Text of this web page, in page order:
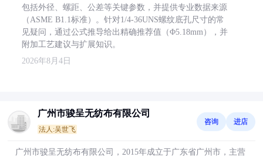
包括外径、螺距、公差等关键参数，并提供专业数据来源
（ASME B1.1标准）。针对1/4-36UNS螺纹底孔尺寸的常
见疑问，通过公式推导给出精确推荐值（Φ5.18mm），并
附加工艺建议与扩展知识。
2026年8月4日
广州市骏呈无纺布有限公司
法人:吴世飞
咨询 进店
广州市骏呈无纺布有限公司，2015年成立于广东省广州市，主营